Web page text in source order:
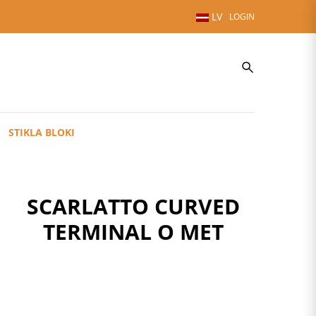
LOGIN
LV
STIKLA BLOKI
SCARLATTO CURVED
TERMINAL O MET